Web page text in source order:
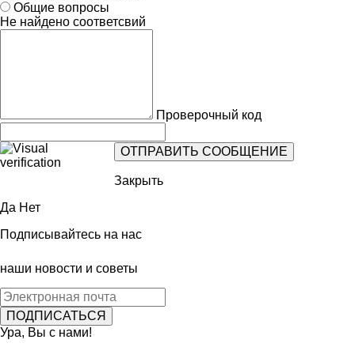
Общие вопросы
Не найдено соответсвий
Проверочный код
Закрыть
Да Нет
Подписывайтесь на нас
наши новости и советы
Ура, Вы с нами!